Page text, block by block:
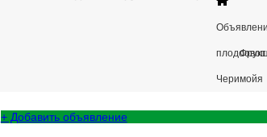
Черимойя
+ Добавить объявление